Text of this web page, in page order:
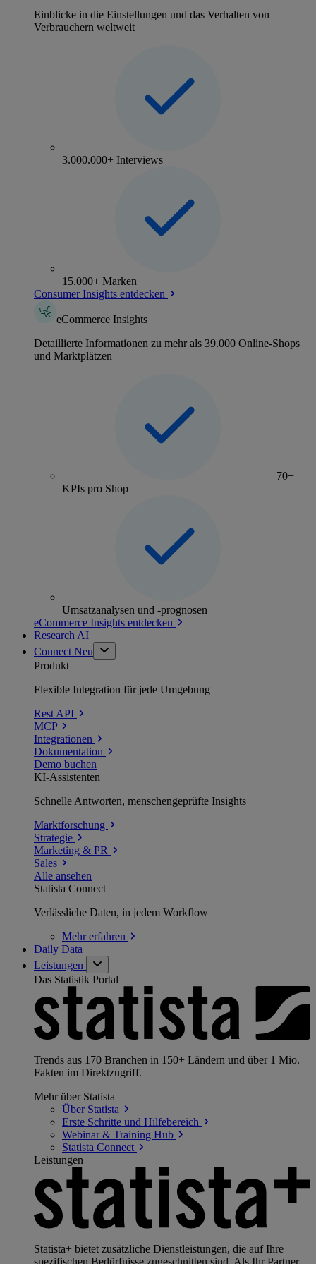
Einblicke in die Einstellungen und das Verhalten von
Verbrauchern weltweit
3.000.000+ Interviews
15.000+ Marken
Consumer Insights entdecken
eCommerce Insights
Detaillierte Informationen zu mehr als 39.000 Online-Shops
und Marktplätzen
70+
KPIs pro Shop
Umsatzanalysen und -prognosen
eCommerce Insights entdecken
Research AI
Connect Neu
Produkt
Flexible Integration für jede Umgebung
Rest API
MCP
Integrationen
Dokumentation
Demo buchen
KI-Assistenten
Schnelle Antworten, menschengeprüfte Insights
Marktforschung
Strategie
Marketing & PR
Sales
Alle ansehen
Statista Connect
Verlässliche Daten, in jedem Workflow
Mehrerfahren
Daily Data
Leistungen
Das Statistik Portal
Trends aus 170 Branchen in 150+ Ländern und über 1 Mio.
Fakten im Direktzugriff.
Mehr über Statista
Über Statista
Erste Schritte und Hilfebereich
Webinar & Training Hub
Statista Connect
Leistungen
Statista+ bietet zusätzliche Dienstleistungen, die auf Ihre
spezifischen Bedürfnisse zugeschnitten sind. Als Ihr Partner